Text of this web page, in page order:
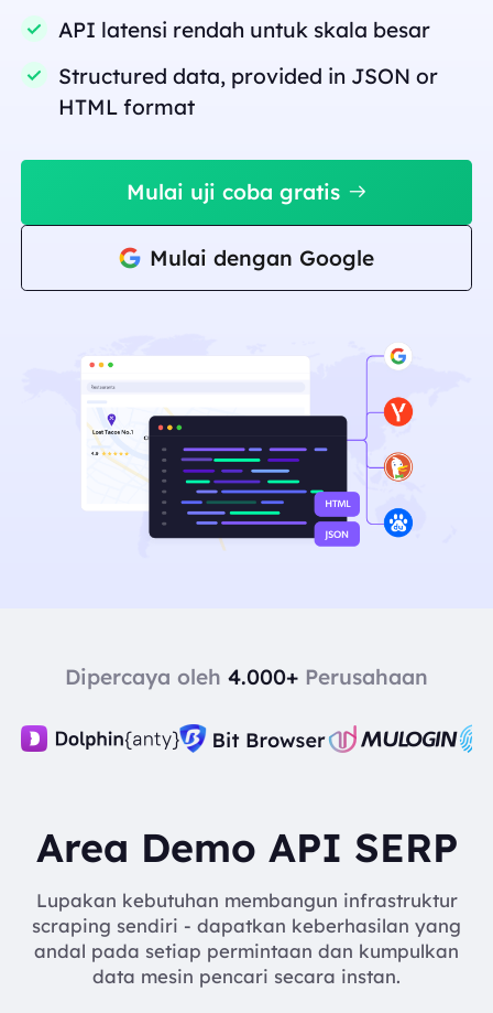
API latensi rendah untuk skala besar
Structured data, provided in JSON or
HTML format
Mulai uji coba gratis
Mulai dengan Google
Dipercaya oleh 4.000+ Perusahaan
Area Demo API SERP
Lupakan kebutuhan membangun infrastruktur
scraping sendiri - dapatkan keberhasilan yang
andal pada setiap permintaan dan kumpulkan
data mesin pencari secara instan.